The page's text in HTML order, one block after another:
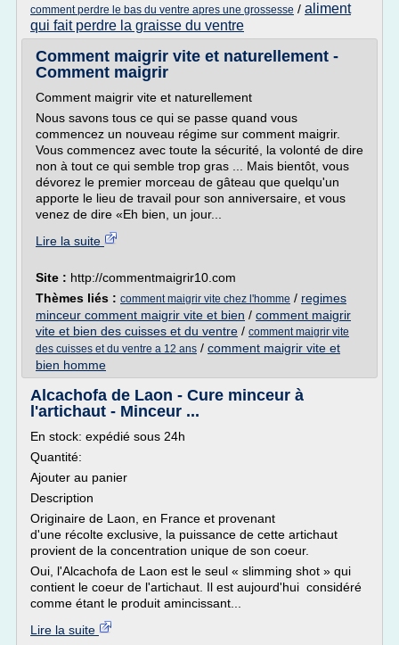
comment perdre le bas du ventre apres une grossesse / aliment
qui fait perdre la graisse du ventre
Comment maigrir vite et naturellement -
Comment maigrir
Comment maigrir vite et naturellement
Nous savons tous ce qui se passe quand vous
commencez un nouveau régime sur comment maigrir.
Vous commencez avec toute la sécurité, la volonté de dire
non à tout ce qui semble trop gras ... Mais bientôt, vous
dévorez le premier morceau de gâteau que quelqu'un
apporte le lieu de travail pour son anniversaire, et vous
venez de dire «Eh bien, un jour...
Lire la suite
Site : http://commentmaigrir10.com
Thèmes liés : comment maigrir vite chez l'homme / regimes
minceur comment maigrir vite et bien / comment maigrir
vite et bien des cuisses et du ventre / comment maigrir vite
des cuisses et du ventre a 12 ans / comment maigrir vite et
bien homme
Alcachofa de Laon - Cure minceur à
l'artichaut - Minceur ...
En stock: expédié sous 24h
Quantité:
Ajouter au panier
Description
Originaire de Laon, en France et provenant
d'une récolte exclusive, la puissance de cette artichaut
provient de la concentration unique de son coeur.
Oui, l'Alcachofa de Laon est le seul « slimming shot » qui
contient le coeur de l'artichaut. Il est aujourd'hui considéré
comme étant le produit amincissant...
Lire la suite